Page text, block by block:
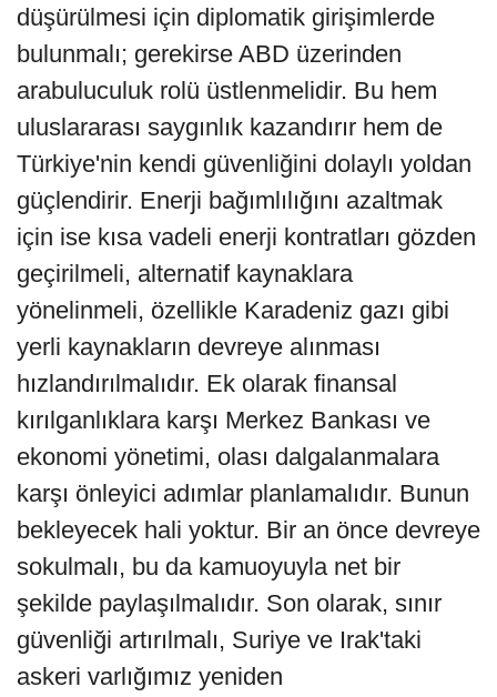
düşürülmesi için diplomatik girişimlerde
bulunmalı; gerekirse ABD üzerinden
arabuluculuk rolü üstlenmelidir. Bu hem
uluslararası saygınlık kazandırır hem de
Türkiye'nin kendi güvenliğini dolaylı yoldan
güçlendirir. Enerji bağımlılığını azaltmak
için ise kısa vadeli enerji kontratları gözden
geçirilmeli, alternatif kaynaklara
yönelinmeli, özellikle Karadeniz gazı gibi
yerli kaynakların devreye alınması
hızlandırılmalıdır. Ek olarak finansal
kırılganlıklara karşı Merkez Bankası ve
ekonomi yönetimi, olası dalgalanmalara
karşı önleyici adımlar planlamalıdır. Bunun
bekleyecek hali yoktur. Bir an önce devreye
sokulmalı, bu da kamuoyuyla net bir
şekilde paylaşılmalıdır. Son olarak, sınır
güvenliği artırılmalı, Suriye ve Irak'taki
askeri varlığımız yeniden